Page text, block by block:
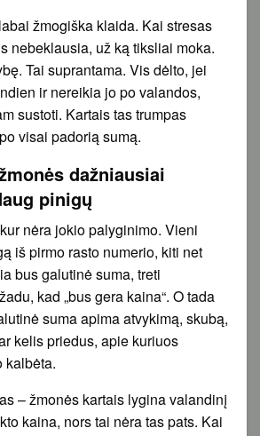
žmogiška klaida. Kai stresas
nebeklausia, už ką tiksliai moka.
Tai suprantama. Vis dėlto, jei
ir nereikia jo po valandos,
sustoti. Kartais tas trumpas
visai padorią sumą.
dažniausiai
pinigų
nėra jokio palyginimo. Vieni
iš pirmo rasto numerio, kiti net
bus galutinė suma, treti
kad „bus gera kaina“. O tada
suma apima atvykimą, skubą,
kelis priedus, apie kuriuos
kalbėta.
– žmonės kartais lygina valandinį
kaina, nors tai nėra tas pats. Kai